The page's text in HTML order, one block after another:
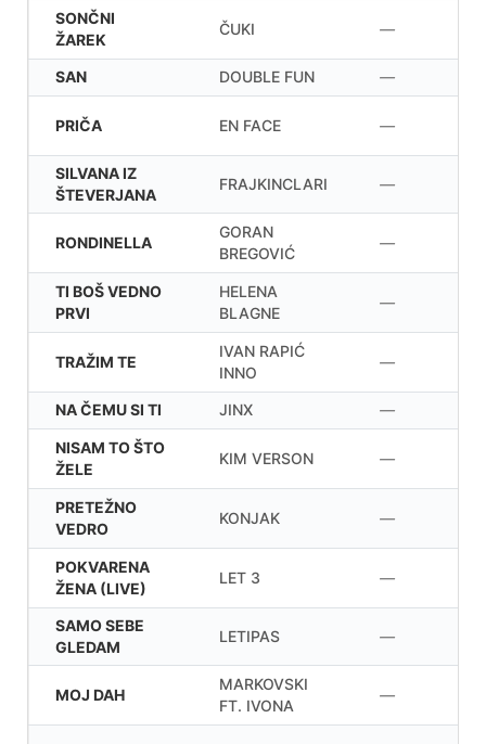
SONČNI
ŽAREK
ČUKI —
SAN DOUBLE FUN —
PRIČA EN FACE —
SILVANA IZ
ŠTEVERJANA
FRAJKINCLARI —
RONDINELLA
GORAN
BREGOVIĆ
—
TI BOŠ VEDNO
PRVI
HELENA
BLAGNE
—
TRAŽIM TE
IVAN RAPIĆ
INNO
—
NA ČEMU SI TI JINX —
NISAM TO ŠTO
ŽELE
KIM VERSON —
PRETEŽNO
VEDRO
KONJAK —
POKVARENA
ŽENA (LIVE)
LET 3 —
SAMO SEBE
GLEDAM
LETIPAS —
MOJ DAH
MARKOVSKI
FT. IVONA
—